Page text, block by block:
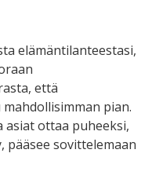
elämäntilanteestasi,
että
pian.
asiat ottaa puheeksi,
pääsee sovittelemaan